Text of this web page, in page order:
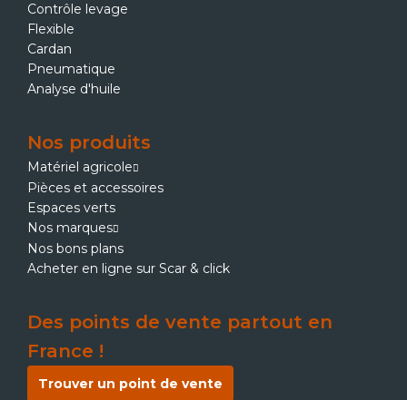
Contrôle levage
Flexible
Cardan
Pneumatique
Analyse d'huile
Nos produits
Matériel agricole
Pièces et accessoires
Espaces verts
Nos marques
Nos bons plans
Acheter en ligne sur Scar & click
Des points de vente partout en
France !
Trouver un point de vente